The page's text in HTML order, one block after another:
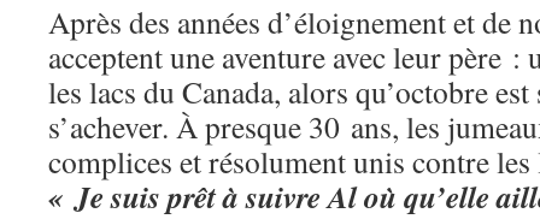
Après des années d’éloignement et de
acceptent une aventure avec leur père :
les lacs du Canada, alors qu’octobre
s’achever. À presque 30 ans, les
complices et résolument unis contre
« Je suis prêt à suivre Al où qu’elle